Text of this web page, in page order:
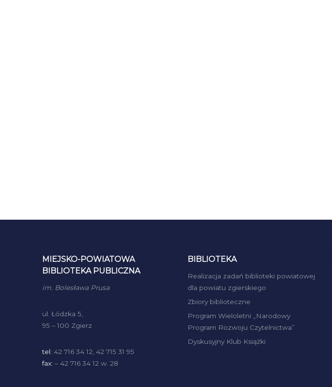
MIEJSKO-POWIATOWA
BIBLIOTEKA PUBLICZNA
im. Bolesława Prusa
ul. Łódzka 5,
95 – 100 Zgierz
tel: 42 716 34 12, 42 715 31 95
fax: – 42 716 34 12 w. 28
BIBLIOTEKA
Realizacja zadań biblioteki powiatowej
dla powiatu zgierskiego
Zbiory biblioteczne
Program Wieloletni „Narodowy
Program Rozwoju Czytelnictwa”
Dyskusyjny Klub Książki